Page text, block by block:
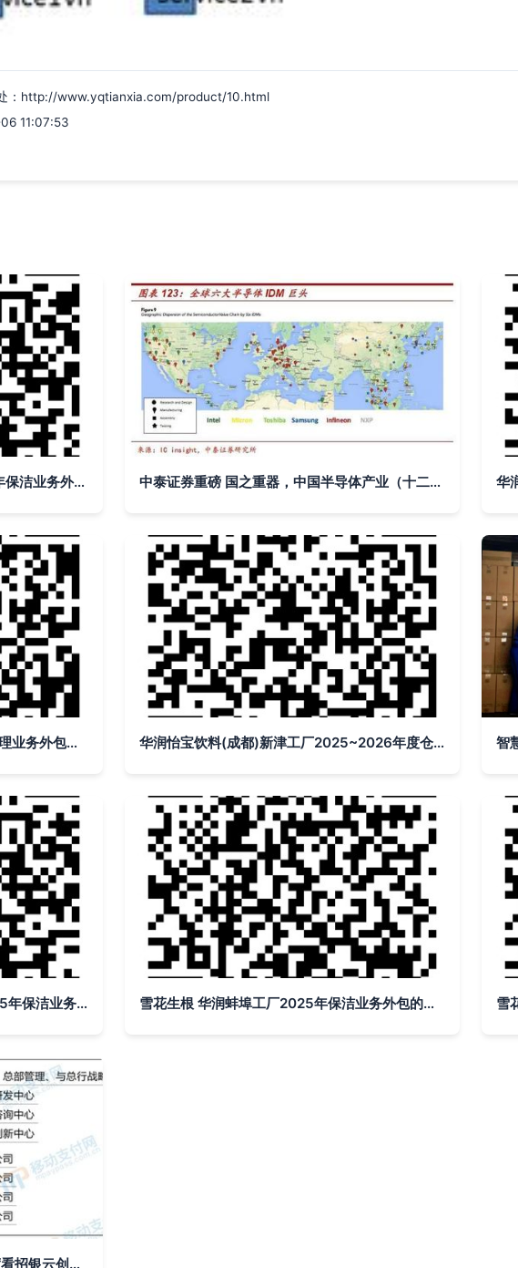
：http://www.yqtianxia.com/product/10.html
11:07:53
华润雪花啤酒(蚌埠)蚌埠工厂2025年保洁业务外包询价公告 中泰证券重磅 国之重器，中国半导体产业（十二）——晶圆代工与IDM的云端突围
华润雪花啤酒(蚌埠)工厂深度卫生清理业务外包询价公告 基于云的业务外包服务创新 华润怡宝饮料(成都)新津工厂2025~2026年度仓储部业务外包项目中标结果公告——基于云的业务外包服务落地
华润雪花啤酒（蚌埠）蚌埠工厂2025年保洁业务外包询价公告 基于云的业务外包服务新模式 雪花生根 华润蚌埠工厂2025年保洁业务外包的云端解耦实践
从战略、组织、研发与业务四大维度看招银云创与金融壹账通的云服务外包竞争格局